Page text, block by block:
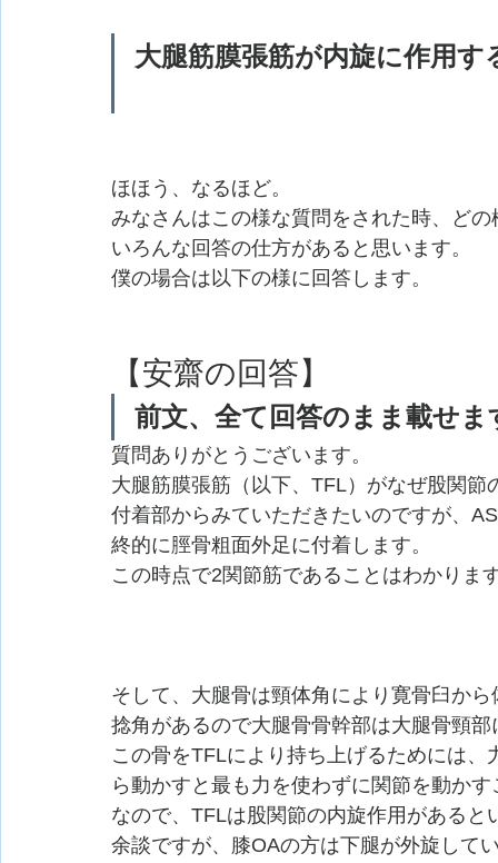
大腿筋膜張筋が内旋に作用
ほほう、なるほど。
みなさんはこの様な質問をされた時、ど
いろんな回答の仕方があると思います。
僕の場合は以下の様に回答します。
【安齋の回答】
前文、全て回答のまま載せま
質問ありがとうございます。
大腿筋膜張筋（以下、TFL）がなぜ股関節
付着部からみていただきたいのですが、
終的に脛骨粗面外足に付着します。
この時点で2関節筋であることはわかりま
そして、大腿骨は頸体角により寛骨臼か
捻角があるので大腿骨骨幹部は大腿骨頸
この骨をTFLにより持ち上げるためには
ら動かすと最も力を使わずに関節を動か
なので、TFLは股関節の内旋作用があると
余談ですが、膝OAの方は下腿が外旋して